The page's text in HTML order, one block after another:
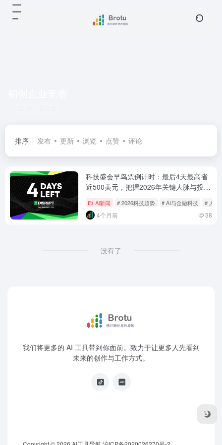
排序 发布 更新 浏览 点赞 评论
科技盛会早鸟票倒计时：最后4天最高省
近500美元，把握2026年关键人脉与投资
Ai新闻 # 2026科技趋势 # AI与金融科技 # 人脉
4个月前 38
没有了
我们将更多的 AI 工具带到你面前。致力于让更多人先看到
未来的创作与工作方式。